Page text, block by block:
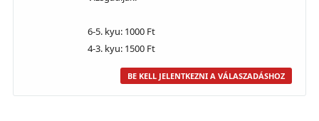
6-5. kyu: 1000 Ft
4-3. kyu: 1500 Ft
BE KELL JELENTKEZNI A VÁLASZADÁSHOZ